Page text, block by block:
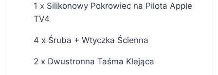
1 x Silikonowy Pokrowiec na Pilota Apple
TV4
4 x Śruba + Wtyczka Ścienna
2 x Dwustronna Taśma Klejąca